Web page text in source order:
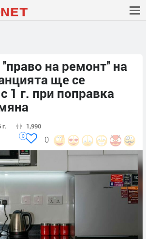
на ремонт'' на
ще се
1 г. при поправка
1,990
0
0